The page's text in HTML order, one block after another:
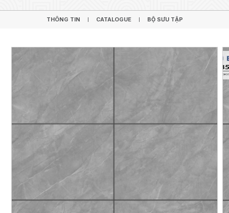
THÔNG TIN CATALOGUE BỘ SƯU TẬP